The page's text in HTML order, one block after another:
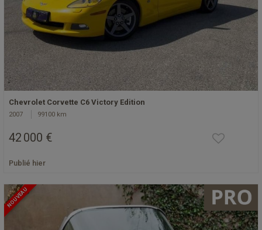
Chevrolet Corvette C6 Victory Edition
2007 99100 km
42 000 €
Publié hier
NOUVEAU